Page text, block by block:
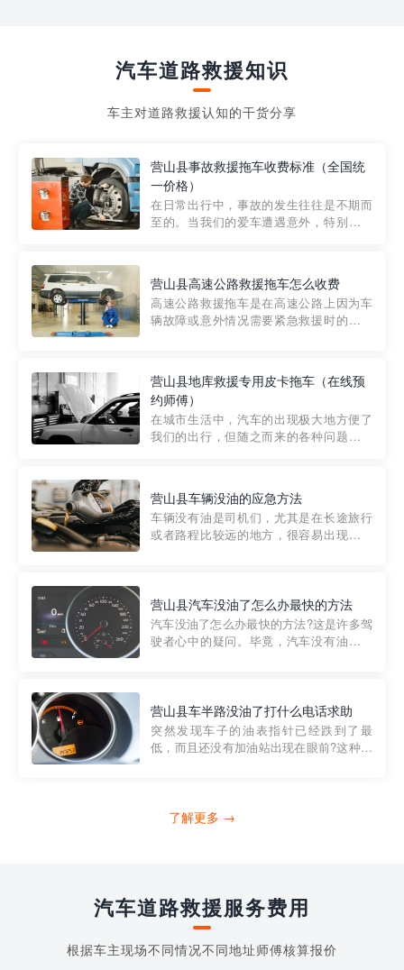
汽车道路救援知识
车主对道路救援认知的干货分享
营山县事故救援拖车收费标准（全国统
一价格）
在日常出行中，事故的发生往往是不期而
至的。当我们的爱车遭遇意外，特别是在
细解析一下市区事故救援拖车的收费标
准，以及在选用拖车服务时应注...
营山县高速公路救援拖车怎么收费
高速公路救援拖车是在高速公路上因为车
辆故障或意外情况需要紧急救援时的必备
路救援拖车的收费标准是由当地交通管理
部门制定的。起步价通...
营山县地库救援专用皮卡拖车（在线预
约师傅）
在城市生活中，汽车的出现极大地方便了
我们的出行，但随之而来的各种问题也让
紧急情况下，我们需要一种高效可靠的救
援方式。而这时，地库救援专...
营山县车辆没油的应急方法
车辆没有油是司机们，尤其是在长途旅行
或者路程比较远的地方，很容易出现这种
的送油师傅，解决没油的紧急情况。 首
先，让我们来了解一下穿...
营山县汽车没油了怎么办最快的方法
汽车没油了怎么办最快的方法?这是许多驾
驶者心中的疑问。毕竟，汽车没有油就无
越者小程序是一款专门解决汽车没油问题
的在线服务平台。通过...
营山县车半路没油了打什么电话求助
突然发现车子的油表指针已经跌到了最
低，而且还没有加油站出现在眼前?这种情
打4006363122请求送油人员来帮助你。
了解更多 →
汽车道路救援服务费用
根据车主现场不同情况不同地址师傅核算报价